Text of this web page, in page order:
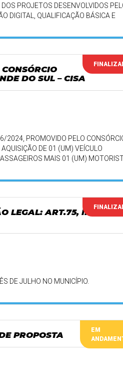
PROJETOS DESENVOLVIDOS
DIGITAL, QUALIFICAÇÃO BÁSICA E
DO SUL – CISA
2024, PROMOVIDO PELO
DE 01 (UM) VEÍCULO
MAIS 01 (UM)
LEGAL: ART.75, INCISO
DE JULHO NO MUNICÍPIO.
EM
PROPOSTA